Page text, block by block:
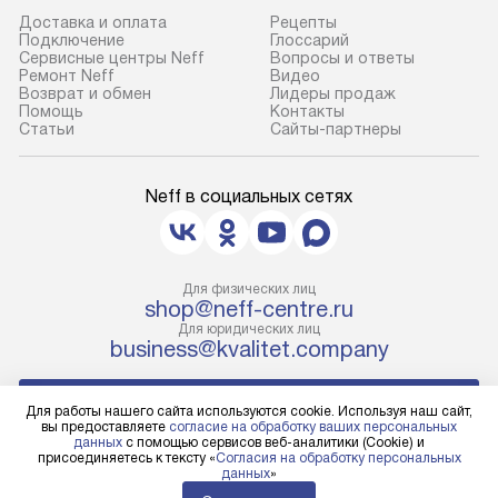
доставки доставит упакованный
прибор до подъезда. Если
требуется переместить прибор
до двери квартиры или до места
установки, пожалуйста,
предварительно уточните это
взимается дополнительная плата.
Важно учесть, что если габариты
чего через дверной проем,
то сотрудники транспортной
службы не могут демонтировать
может привести к отказу
в гарантийном ремонте в будущем.
Перед заказом удостоверьтесь, что
установленной
точке слива, в
от категории
подключение
с проверкой по
первый запуск и
консультация
Доставка и оплата
Подключение
Сервисные центры Neff
Ремонт Neff
Возврат и обмен
Помощь
Статьи
Рецепты
Глоссарий
Вопросы и ответы
Видео
Лидеры продаж
Контакты
Сайты-партнеры
Neff в социальных сетях
Для физических лиц
shop@neff-centre.ru
Для юридических лиц
business@kvalitet.company
Политика конфиденциальности
Условия продажи
Для работы нашего сайта используются cookie. Используя наш сайт,
вы предоставляете согласие на обработку ваших персональных
данных с помощью сервисов веб-аналитики (Cookie) и
присоединяетесь к тексту «Согласия на обработку персональных
данных»